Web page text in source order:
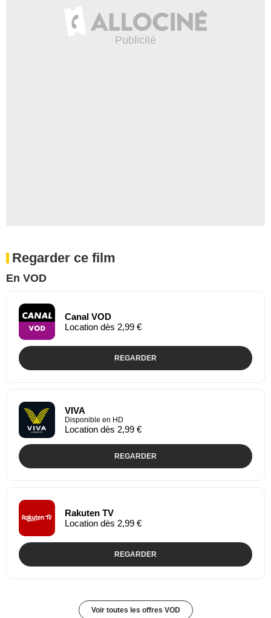
Regarder ce film
En VOD
Canal VOD
Location dès 2,99 €
REGARDER
VIVA
Disponible en HD
Location dès 2,99 €
REGARDER
Rakuten TV
Location dès 2,99 €
REGARDER
Voir toutes les offres VOD